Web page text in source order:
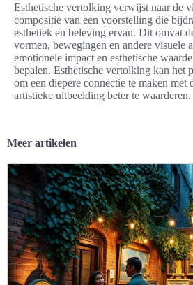
Esthetische vertolking verwijst naar de
compositie van een voorstelling die
esthetiek en beleving ervan. Dit omvat
vormen, bewegingen en andere visuele
emotionele impact en esthetische
bepalen. Esthetische vertolking kan het
om een diepere connectie te maken met
artistieke uitbeelding beter te waarderen.
Meer artikelen